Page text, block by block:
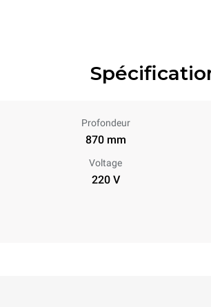
Profondeur
870 mm
Voltage
220 V